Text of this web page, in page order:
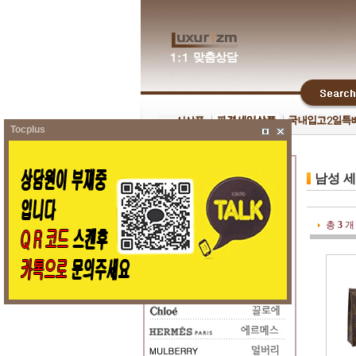
남성
총 3개
Tocplus